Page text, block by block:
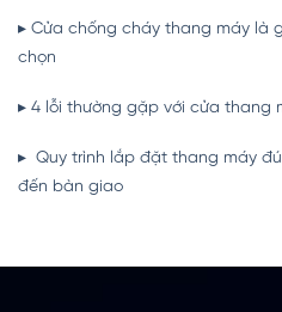
▸ Cửa chống cháy thang máy là
chọn
▸ 4 lỗi thường gặp với cửa thang
▸ Quy trình lắp đặt thang máy
đến bàn giao